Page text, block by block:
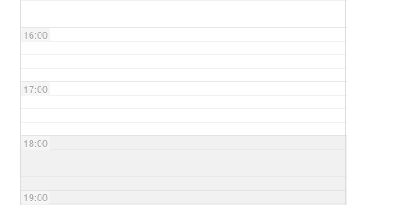
16:00
17:00
18:00
19:00